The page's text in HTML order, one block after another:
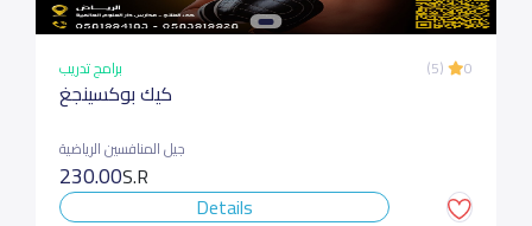
برامج تدريب (5) 0
كيك بوكسينجغ
جيل المنافسين الرياضية
230.00S.R
Details